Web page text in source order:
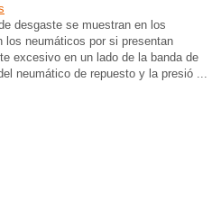
desgaste se muestran en los
los neumáticos por si presentan
excesivo en un lado de la banda de
neumático de repuesto y la presió ...